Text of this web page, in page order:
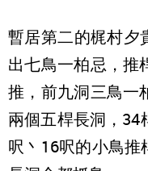
暫居第二的梶村夕
出七鳥一柏忌，推
推，前九洞三鳥一
兩個五桿長洞，34
呎丶16呎的小鳥